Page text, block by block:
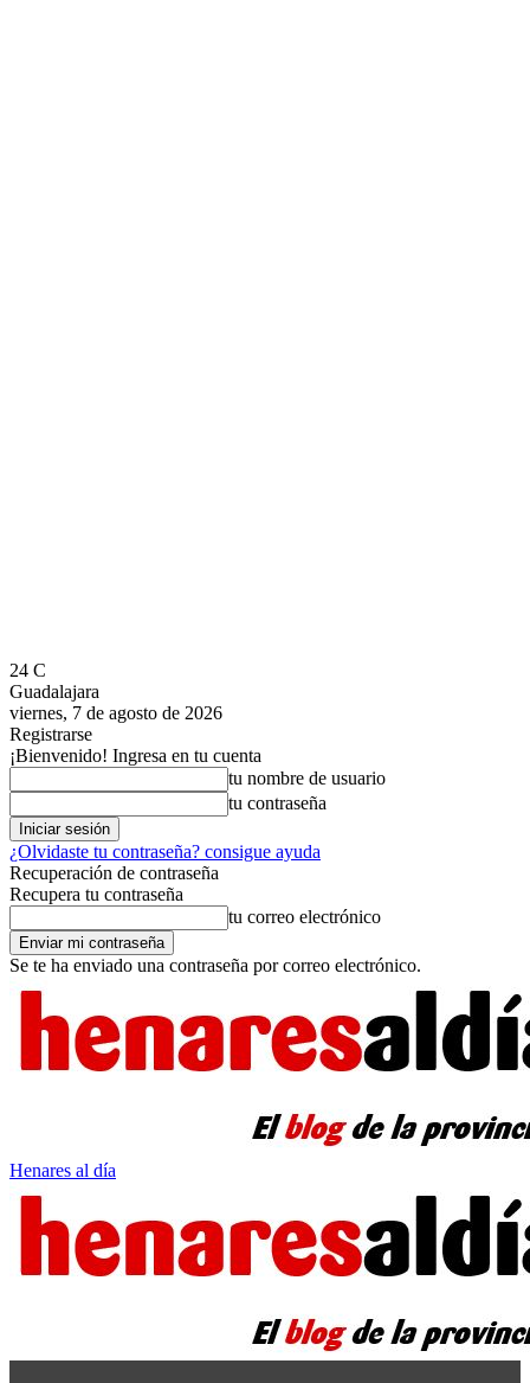
24 C
Guadalajara
viernes, 7 de agosto de 2026
Registrarse
¡Bienvenido! Ingresa en tu cuenta
tu nombre de usuario
tu contraseña
¿Olvidaste tu contraseña? consigue ayuda
Recuperación de contraseña
Recupera tu contraseña
tu correo electrónico
Se te ha enviado una contraseña por correo electrónico.
Henares al día